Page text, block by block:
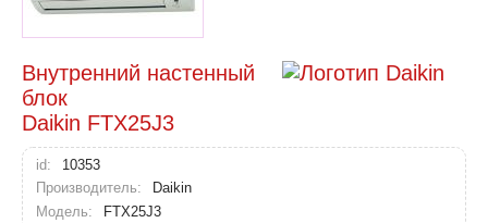
Внутренний настенный
блок
Daikin FTX25J3
id:
10353
Производитель:
Daikin
Модель:
FTX25J3